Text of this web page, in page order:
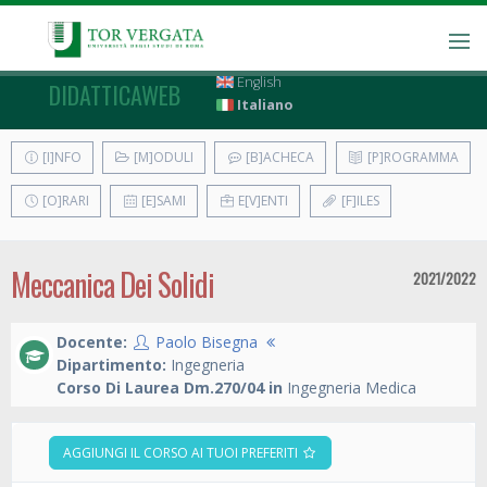
DIDATTICAWEB
English
Italiano
[I]NFO [M]ODULI [B]ACHECA [P]ROGRAMMA
[O]RARI [E]SAMI E[V]ENTI [F]ILES
Meccanica Dei Solidi 2021/2022
Docente:
Paolo Bisegna
Dipartimento: Ingegneria
Corso Di Laurea Dm.270/04 in Ingegneria Medica
AGGIUNGI IL CORSO AI TUOI PREFERITI